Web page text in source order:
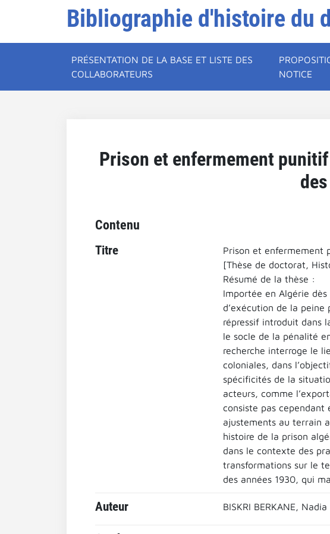
Bibliographie d'histoire du
PRÉSENTATION DE LA BASE ET LISTE DES
COLLABORATEURS
NOTICE
Prison et enfermement
Contenu
Titre
Prison et enfermement
[Thèse de doctorat,
Résumé de la thèse :
Importée en Algérie
d’exécution de la
répressif introduit dans
le socle de la pénalité
recherche interroge le
coloniales, dans
spécificités de la
acteurs, comme
consiste pas
ajustements au terrain
histoire de la prison
dans le contexte des
transformations sur le
des années 1930, qui
Auteur BISKRI BERKANE, Nadia